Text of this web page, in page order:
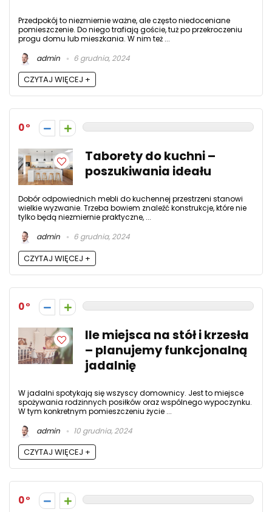
Przedpokój to niezmiernie ważne, ale często niedoceniane
pomieszczenie. Do niego trafiają goście, tuż po przekroczeniu
progu domu lub mieszkania. W nim też ...
admin
6 grudnia, 2024
CZYTAJ WIĘCEJ +
0
Taborety do kuchni –
poszukiwania ideału
Dobór odpowiednich mebli do kuchennej przestrzeni stanowi
wielkie wyzwanie. Trzeba bowiem znaleźć konstrukcje, które nie
tylko będą niezmiernie praktyczne, ...
admin
6 grudnia, 2024
CZYTAJ WIĘCEJ +
0
Ile miejsca na stół i krzesła
– planujemy funkcjonalną
jadalnię
W jadalni spotykają się wszyscy domownicy. Jest to miejsce
spożywania rodzinnych posiłków oraz wspólnego wypoczynku.
W tym konkretnym pomieszczeniu życie ...
admin
10 grudnia, 2024
CZYTAJ WIĘCEJ +
0